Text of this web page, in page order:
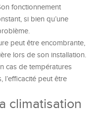
fonctionnement
si bien qu’une
peut être encombrante,
lors de son installation.
cas de températures
l’efficacité peut être
climatisation